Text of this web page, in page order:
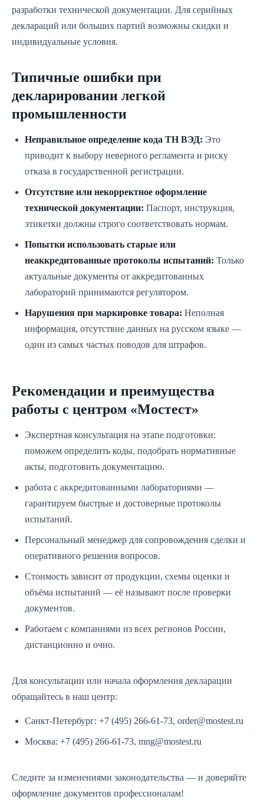
разработки технической документации. Для серийных
деклараций или больших партий возможны скидки и
индивидуальные условия.
Типичные ошибки при
декларировании легкой
промышленности
Неправильное определение кода ТН ВЭД: Это
приводит к выбору неверного регламента и риску
отказа в государственной регистрации.
Отсутствие или некорректное оформление
технической документации: Паспорт, инструкция,
этикетки должны строго соответствовать нормам.
Попытки использовать старые или
неаккредитованные протоколы испытаний: Только
актуальные документы от аккредитованных
лабораторий принимаются регулятором.
Нарушения при маркировке товара: Неполная
информация, отсутствие данных на русском языке —
один из самых частых поводов для штрафов.
Рекомендации и преимущества
работы с центром «Мостест»
Экспертная консультация на этапе подготовки:
поможем определить коды, подобрать нормативные
акты, подготовить документацию.
работа с аккредитованными лабораториями —
гарантируем быстрые и достоверные протоколы
испытаний.
Персональный менеджер для сопровождения сделки и
оперативного решения вопросов.
Стоимость зависит от продукции, схемы оценки и
объёма испытаний — её называют после проверки
документов.
Работаем с компаниями из всех регионов России,
дистанционно и очно.
Для консультации или начала оформления декларации
обращайтесь в наш центр:
Санкт-Петербург: +7 (495) 266-61-73, order@mostest.ru
Москва: +7 (495) 266-61-73, mng@mostest.ru
Следите за изменениями законодательства — и доверяйте
оформление документов профессионалам!